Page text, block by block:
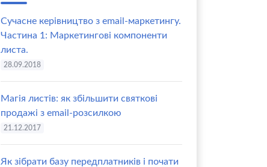
Сучасне керівництво з email-маркетингу.
Частина 1: Маркетингові компоненти
листа.
28.09.2018
Магія листів: як збільшити святкові
продажі з email-розсилкою
21.12.2017
Як зібрати базу передплатників і почати